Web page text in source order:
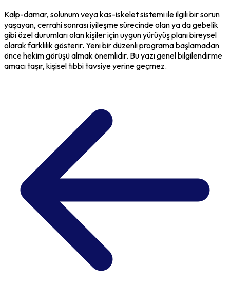
Kalp-damar, solunum veya kas-iskelet sistemi ile ilgili bir sorun
yaşayan, cerrahi sonrası iyileşme sürecinde olan ya da gebelik
gibi özel durumları olan kişiler için uygun yürüyüş planı bireysel
olarak farklılık gösterir. Yeni bir düzenli programa başlamadan
önce hekim görüşü almak önemlidir. Bu yazı genel bilgilendirme
amacı taşır, kişisel tıbbi tavsiye yerine geçmez.